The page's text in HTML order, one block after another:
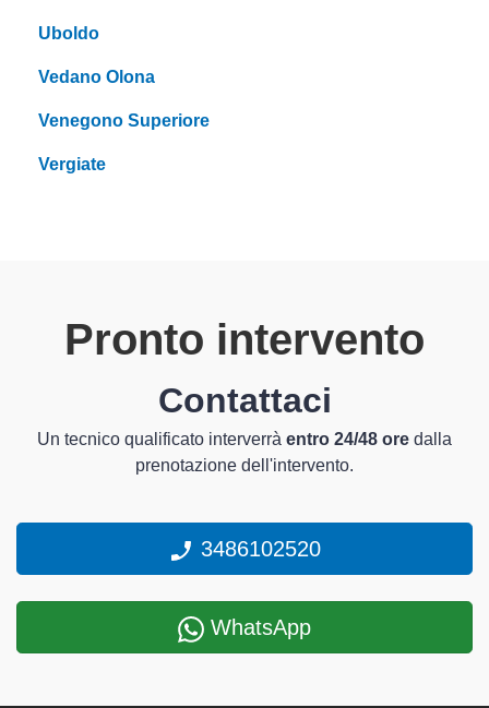
Uboldo
Vedano Olona
Venegono Superiore
Vergiate
Pronto intervento
Contattaci
Un tecnico qualificato interverrà entro 24/48 ore dalla
prenotazione dell'intervento.
3486102520
WhatsApp